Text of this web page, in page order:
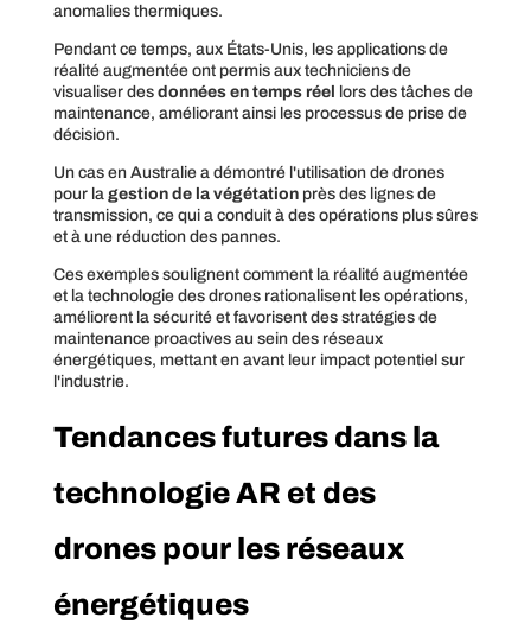
anomalies thermiques.
Pendant ce temps, aux États-Unis, les applications de
réalité augmentée ont permis aux techniciens de
visualiser des données en temps réel lors des tâches de
maintenance, améliorant ainsi les processus de prise de
décision.
Un cas en Australie a démontré l'utilisation de drones
pour la gestion de la végétationprès des lignes de
transmission, ce qui a conduit à des opérations plus sûres
et à une réduction des pannes.
Ces exemples soulignent comment la réalité augmentée
et la technologie des drones rationalisent les opérations,
améliorent la sécurité et favorisent des stratégies de
maintenance proactives au sein des réseaux
énergétiques, mettant en avant leur impact potentiel sur
l'industrie.
Tendances futures dans la
technologie AR et des
drones pour les réseaux
énergétiques